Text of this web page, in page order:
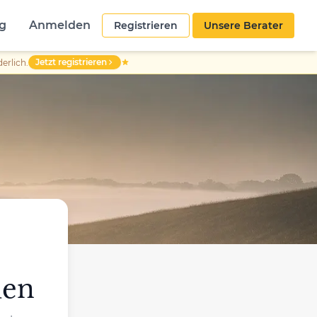
Anmelden Registrieren Unsere Berater
Jetzt registrieren